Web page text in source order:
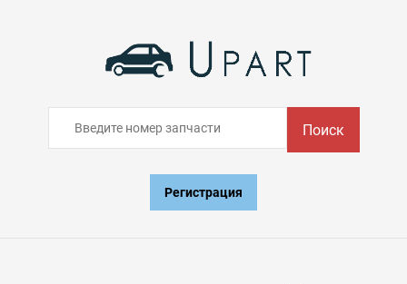
Поиск
Регистрация